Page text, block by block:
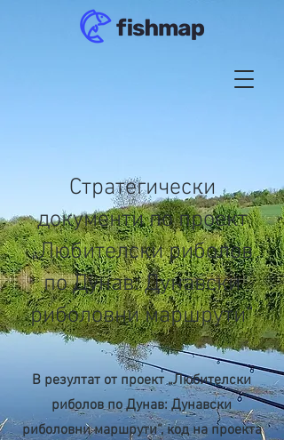
Стратегически
документи по проект
„Любителски риболов
по Дунав: Дунавски
риболовни маршрути“
В резултат от проект „Любителски
риболов по Дунав: Дунавски
риболовни маршрути“, код на проекта